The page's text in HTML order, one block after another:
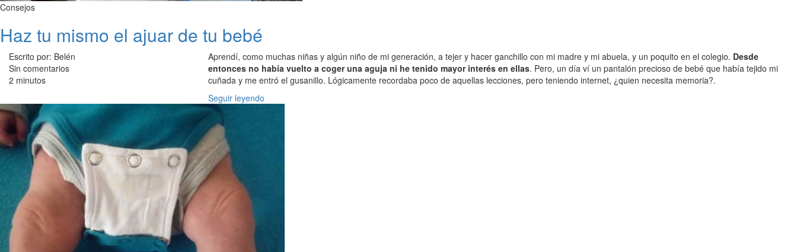
Consejos
Haz tu mismo el ajuar de tu bebé
Escrito por: Belén
Sin comentarios
2 minutos
Aprendí, como muchas niñas y algún niño de mi generación, a tejer y hacer ganchillo con mi madre y mi abuela, y un poquito en el colegio. Desde
entonces no había vuelto a coger una aguja ni he tenido mayor interés en ellas. Pero, un día ví un pantalón precioso de bebé que había tejido mi
cuñada y me entró el gusanillo. Lógicamente recordaba poco de aquellas lecciones, pero teniendo internet, ¿quien necesita memoria?.
Seguir leyendo